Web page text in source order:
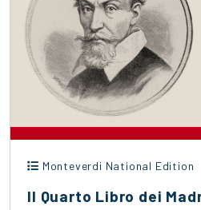
Monteverdi National Edition
Il Quarto Libro dei